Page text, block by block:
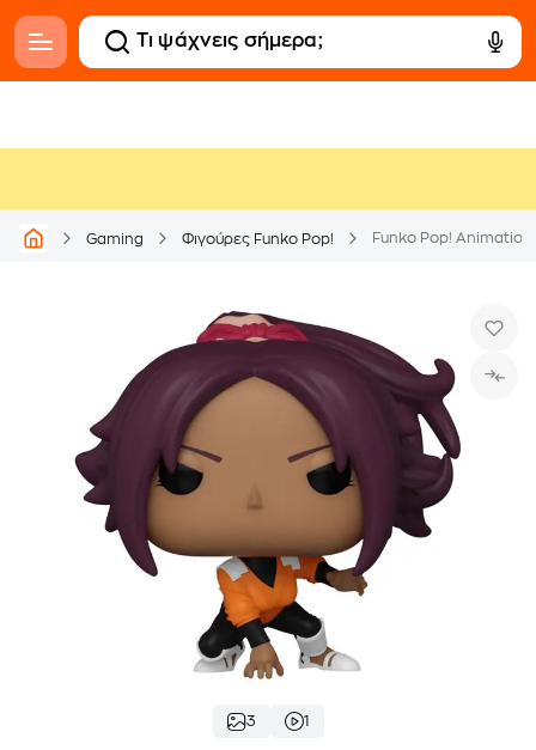
Gaming Φιγούρες Funko Pop! Funko Pop! Animation
3 1